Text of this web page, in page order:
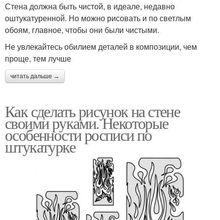
Стена должна быть чистой, в идеале, недавно
оштукатуренной. Но можно рисовать и по светлым
обоям, главное, чтобы они были чистыми.
Не увлекайтесь обилием деталей в композиции, чем
проще, тем лучше
читать дальше →
Как сделать рисунок на стене
своими руками. Некоторые
особенности росписи по
штукатурке